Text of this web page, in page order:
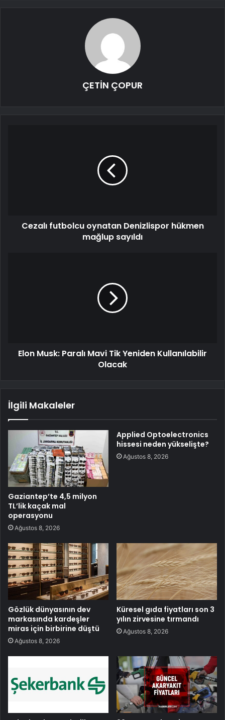
ÇETİN ÇOPUR
Cezalı futbolcu oynatan Denizlispor hükmen
mağlup sayıldı
Elon Musk: Paralı Mavi Tik Yeniden Kullanılabilir
Olacak
İlgili Makaleler
Gaziantep’te 4,5 milyon
TL’lik kaçak mal
operasyonu
Ağustos 8, 2026
Applied Optoelectronics
hissesi neden yükselişte?
Ağustos 8, 2026
Gözlük dünyasının dev
markasında kardeşler
miras için birbirine düştü
Ağustos 8, 2026
Küresel gıda fiyatları son 3
yılın zirvesine tırmandı
Ağustos 8, 2026